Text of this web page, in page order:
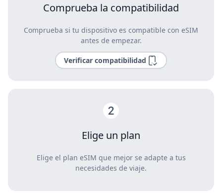
Comprueba la compatibilidad
Comprueba si tu dispositivo es compatible con eSIM
antes de empezar.
Verificar compatibilidad
Elige un plan
Elige el plan eSIM que mejor se adapte a tus
necesidades de viaje.